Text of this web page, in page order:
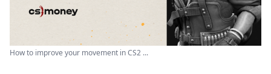
How to improve your movement in CS2 ...